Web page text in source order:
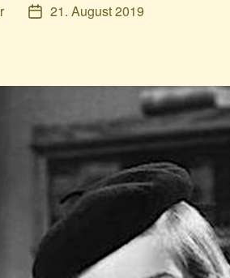
Veröffentlichungsdatum
21. August 2019